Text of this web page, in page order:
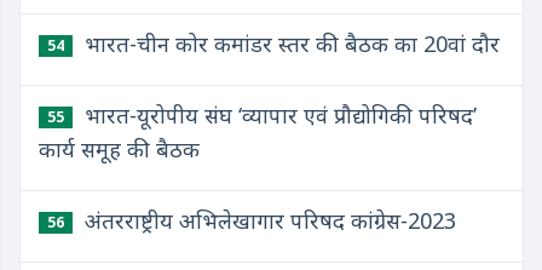
54 भारत-चीन कोर कमांडर स्तर की बैठक का 20वां दौर
55
भारत-यूरोपीय संघ ‘व्यापार एवं प्रौद्योगिकी परिषद’
कार्य समूह की बैठक
56 अंतरराष्ट्रीय अभिलेखागार परिषद कांग्रेस-2023